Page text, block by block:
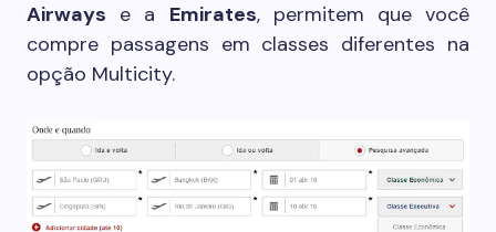
Airways e a Emirates, permitem que você
compre passagens em classes diferentes na
opção Multicity.